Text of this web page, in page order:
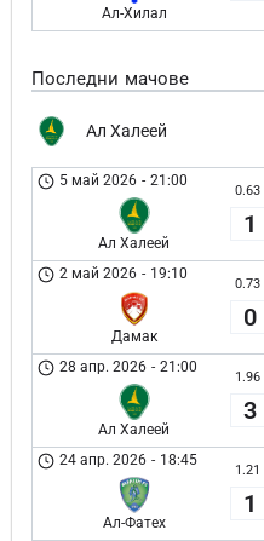
Ал-Хилал
Последни мачове
Ал Халеей
5 май 2026 - 21:00
Ал Халеей
0.63
1
2 май 2026 - 19:10
Дамак
0.73
0
28 апр. 2026 - 21:00
Ал Халеей
1.96
3
24 апр. 2026 - 18:45
Ал-Фатех
1.21
1